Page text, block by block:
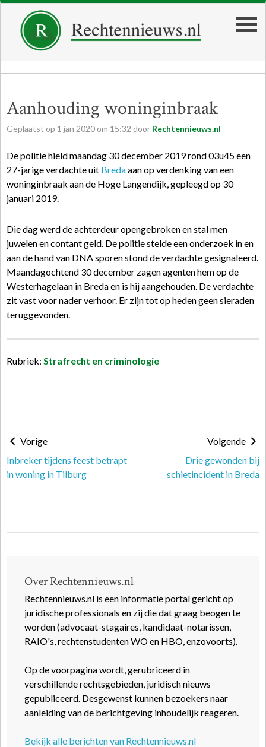
Aanhouding woninginbraak
Geplaatst op 1 jan 2020 om 15:32 door Rechtennieuws.nl
De politie hield maandag 30 december 2019 rond 03u45 een
27-jarige verdachte uit Bredaaan op verdenking van een
woninginbraak aan de Hoge Langendijk, gepleegd op 30
januari 2019.
Die dag werd de achterdeur opengebroken en stal men
juwelen en contant geld. De politie stelde een onderzoek in en
aan de hand van DNA sporen stond de verdachte gesignaleerd.
Maandagochtend 30 december zagen agenten hem op de
Westerhagelaan in Breda en is hij aangehouden. De verdachte
zit vast voor nader verhoor. Er zijn tot op heden geen sieraden
teruggevonden.
Rubriek: Strafrecht en criminologie
Vorige
Inbreker tijdens feest betrapt
in woning in Tilburg
Volgende
Drie gewonden bij
schietincident in Breda
Over Rechtennieuws.nl
Rechtennieuws.nl is een informatie portal gericht op
juridische professionals en zij die dat graag beogen te
worden (advocaat-stagaires, kandidaat-notarissen,
RAIO's, rechtenstudenten WO en HBO, enzovoorts).
Op de voorpagina wordt, gerubriceerd in
verschillende rechtsgebieden, juridisch nieuws
gepubliceerd. Desgewenst kunnen bezoekers naar
aanleiding van de berichtgeving inhoudelijk reageren.
Bekijk alle berichten van Rechtennieuws.nl